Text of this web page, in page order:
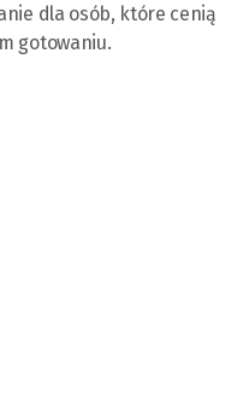
dla osób, które cenią
gotowaniu.